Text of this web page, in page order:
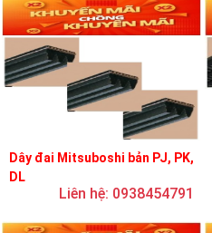
Dây đai Mitsuboshi bản PJ, PK,
DL
Liên hệ: 0938454791